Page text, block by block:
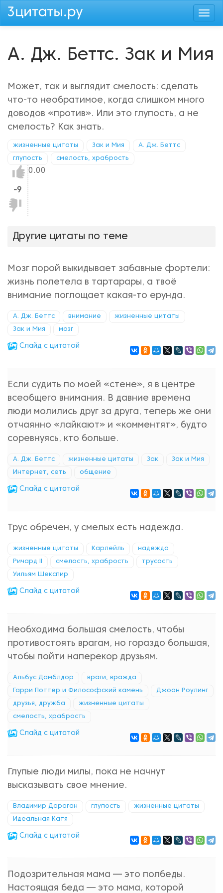
Перейти
А. Дж. Беттс. Зак и Мия
Может, так и выглядит смелость: сделать
что-то необратимое, когда слишком много
доводов «против». Или это глупость, а не
смелость? Как знать.
жизненные цитаты Зак и Мия А. Дж. Беттс
глупость смелость, храбрость
Нравится!
-9
Не
нравится!
0.00
Другие цитаты по теме
Мозг порой выкидывает забавные фортели:
жизнь полетела в тартарары, а твоё
внимание поглощает какая-то ерунда.
А. Дж. Беттс внимание жизненные цитаты
Зак и Мия мозг
Cлайд с цитатой
Если судить по моей «стене», я в центре
всеобщего внимания. В давние времена
люди молились друг за друга, теперь же они
отчаянно «лайкают» и «комментят», будто
соревнуясь, кто больше.
А. Дж. Беттс жизненные цитаты Зак Зак и Мия
Интернет, сеть общение
Cлайд с цитатой
Трус обречен, у смелых есть надежда.
жизненные цитаты Карлейль надежда
Ричард II смелость, храбрость трусость
Уильям Шекспир
Cлайд с цитатой
Необходима большая смелость, чтобы
противостоять врагам, но гораздо большая,
чтобы пойти наперекор друзьям.
Альбус Дамблдор враги, вражда
Гарри Поттер и Философский камень Джоан Роулинг
друзья, дружба жизненные цитаты
смелость, храбрость
Cлайд с цитатой
Глупые люди милы, пока не начнут
высказывать свое мнение.
Владимир Дараган глупость жизненные цитаты
Идеальная Катя
Cлайд с цитатой
Подозрительная мама — это полбеды.
Настоящая беда — это мама, которой